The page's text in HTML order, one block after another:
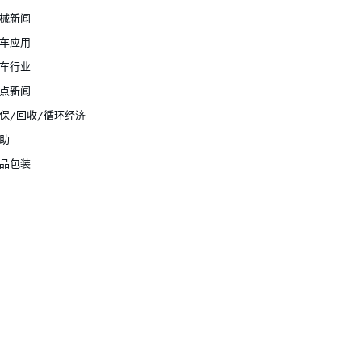
新闻
应用
行业
新闻
/回收/循环经济
包装